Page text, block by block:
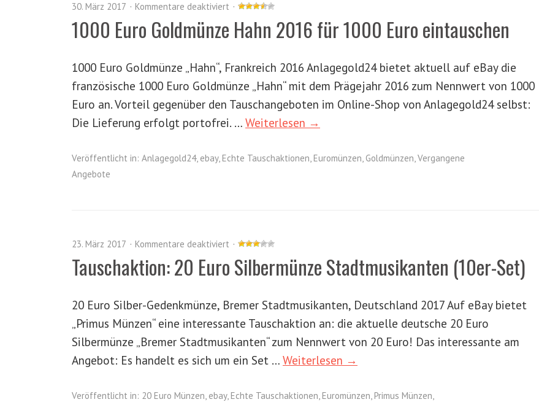
30. März 2017 Kommentare deaktiviert
1000 Euro Goldmünze Hahn 2016 für 1000 Euro eintauschen
1000 Euro Goldmünze „Hahn“, Frankreich 2016 Anlagegold24 bietet aktuell auf eBay die
französische 1000 Euro Goldmünze „Hahn“ mit dem Prägejahr 2016 zum Nennwert von 1000
Euro an. Vorteil gegenüber den Tauschangeboten im Online-Shop von Anlagegold24 selbst:
Die Lieferung erfolgt portofrei. … Weiterlesen →
Veröffentlicht in: Anlagegold24, ebay, Echte Tauschaktionen, Euromünzen, Goldmünzen,Vergangene
Angebote
23. März 2017 Kommentare deaktiviert
Tauschaktion: 20 Euro Silbermünze Stadtmusikanten (10er-Set)
20 Euro Silber-Gedenkmünze, Bremer Stadtmusikanten, Deutschland 2017 Auf eBay bietet
„Primus Münzen“ eine interessante Tauschaktion an: die aktuelle deutsche 20 Euro
Silbermünze „Bremer Stadtmusikanten“ zum Nennwert von 20 Euro! Das interessante am
Angebot: Es handelt es sich um ein Set … Weiterlesen →
Veröffentlicht in: 20 Euro Münzen, ebay, Echte Tauschaktionen, Euromünzen, Primus Münzen,